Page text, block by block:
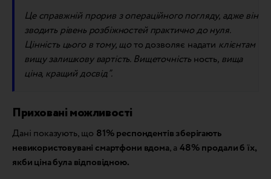
Це справжній прорив з операційного погляду, адже він
зводить рівень розбіжностей практично до нуля.
Цінність цього в тому,щото дозволяє надати клієнтам
вищу залишкову вартість. Вищеточність ность, вища
ціна, кращий досвід”.
Приховані можливості
Дані показують, що 81% респондентів зберігають
невикористовувані смартфони вдома, а48% продали б їх,
якби ціна була відповідною.